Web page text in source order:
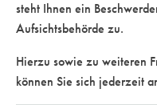
steht Ihnen ein
Aufsichtsbehörde zu.
Hierzu sowie zu weiteren
können Sie sich jederzeit